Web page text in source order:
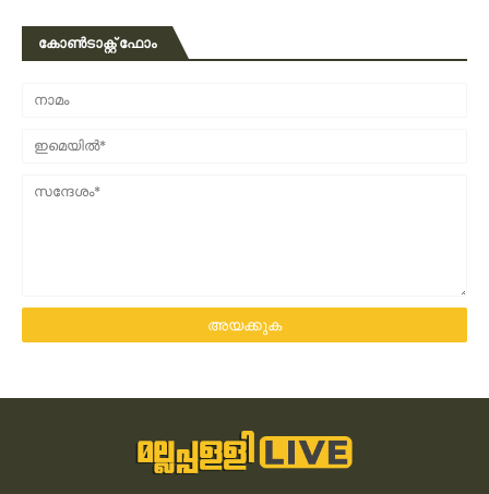
കോൺടാക്റ്റ് ഫോം